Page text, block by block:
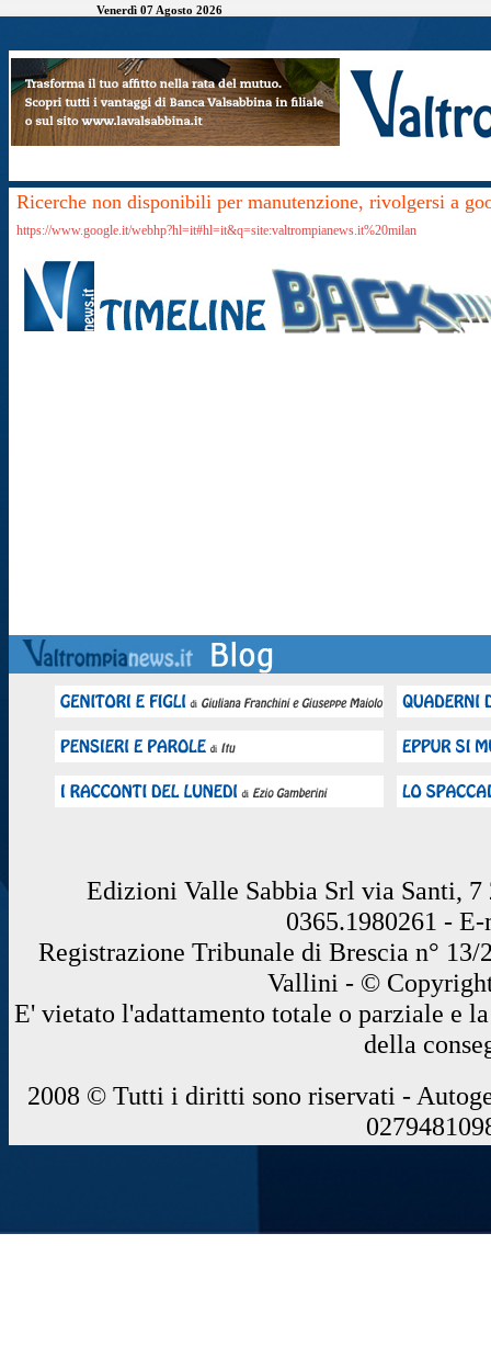
Venerdì 07 Agosto 2026
Ricerche non disponibili per manutenzione, rivolgersi a
https://www.google.it/webhp?hl=it#hl=it&q=site:valtrompianews.it%20milan
Edizioni Valle Sabbia Srl via Santi, 7
0365.1980261 -
Registrazione Tribunale di Brescia n°
Vallini - ©
E' vietato l'adattamento totale o parziale e
della
2008 © Tutti i diritti sono riservati -